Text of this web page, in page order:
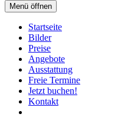
Menü öffnen
Startseite
Bilder
Preise
Angebote
Ausstattung
Freie Termine
Jetzt buchen!
Kontakt